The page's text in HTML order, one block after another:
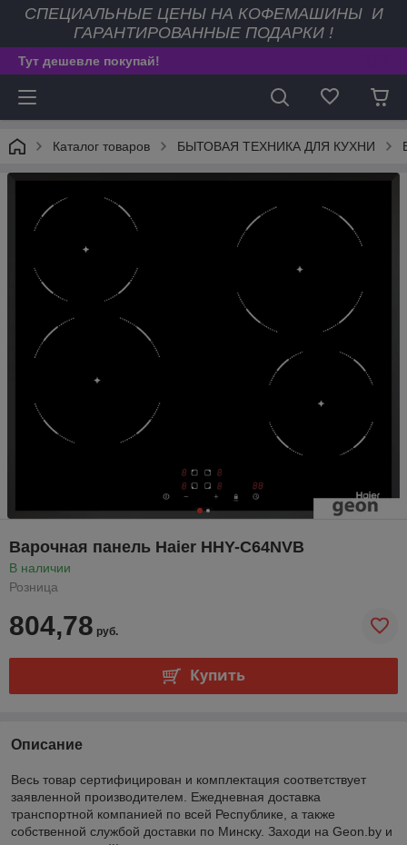
СПЕЦИАЛЬНЫЕ ЦЕНЫ НА КОФЕМАШИНЫ И
ГАРАНТИРОВАННЫЕ ПОДАРКИ !
Тут дешевле покупай!
Каталог товаров БЫТОВАЯ ТЕХНИКА ДЛЯ КУХНИ
Варочная панель Haier HHY-C64NVB
В наличии
Розница
804,78 руб.
Купить
Описание
Весь товар сертифицирован и комплектация соответствует
заявленной производителем. Ежедневная доставка
транспортной компанией по всей Республике, а также
собственной службой доставки по Минску. Заходи на Geon.by и